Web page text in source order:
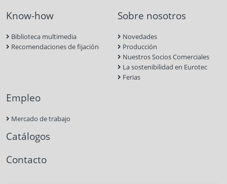
Know-how
Biblioteca multimedia
Recomendaciones de fijación
Sobre nosotros
Novedades
Producción
Nuestros Socios Comerciales
La sostenibilidad en Eurotec
Ferias
Empleo
Mercado de trabajo
Catálogos
Contacto